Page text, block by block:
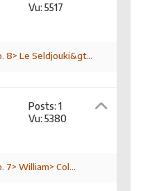
Vu: 5517
8> Le Seldjouki&gt...
Posts: 1
Vu: 5380
7> William> Col...